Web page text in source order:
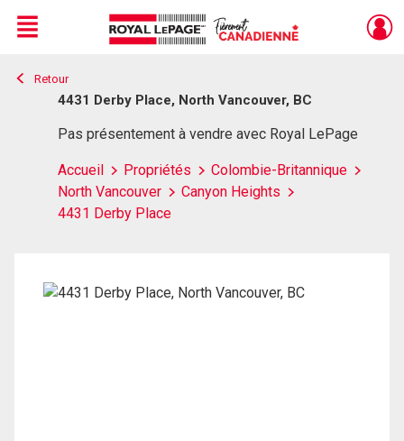
Live
En Direct
Menu
Retour
4431 Derby Place, North Vancouver, BC
Pas présentement à vendre avec Royal LePage
Accueil Propriétés
Colombie-Britannique
North Vancouver
Canyon Heights
4431 Derby Place